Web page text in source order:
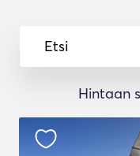
Etsi
Hintaan